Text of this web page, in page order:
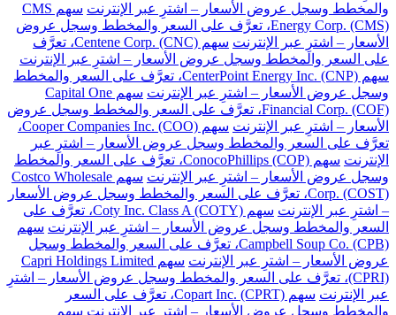
والمخطط وسجل عروض الأسعار – اشترِ عبر الإنترنت
سهم CMS
Energy Corp. (CMS)، تعرَّف على السعر والمخطط وسجل عروض
الأسعار – اشترِ عبر الإنترنت
سهم Centene Corp. (CNC)، تعرَّف
على السعر والمخطط وسجل عروض الأسعار – اشترِ عبر الإنترنت
سهم CenterPoint Energy Inc. (CNP)، تعرَّف على السعر والمخطط
وسجل عروض الأسعار – اشترِ عبر الإنترنت
سهم Capital One
Financial Corp. (COF)، تعرَّف على السعر والمخطط وسجل عروض
الأسعار – اشترِ عبر الإنترنت
سهم Cooper Companies Inc. (COO)،
تعرَّف على السعر والمخطط وسجل عروض الأسعار – اشترِ عبر
الإنترنت
سهم ConocoPhillips (COP)، تعرَّف على السعر والمخطط
وسجل عروض الأسعار – اشترِ عبر الإنترنت
سهم Costco Wholesale
Corp. (COST)، تعرَّف على السعر والمخطط وسجل عروض الأسعار
– اشترِ عبر الإنترنت
سهم Coty Inc. Class A (COTY)، تعرَّف على
السعر والمخطط وسجل عروض الأسعار – اشترِ عبر الإنترنت سهم
Campbell Soup Co. (CPB)، تعرَّف على السعر والمخطط وسجل
عروض الأسعار – اشترِ عبر الإنترنت
سهم Capri Holdings Limited
(CPRI)، تعرَّف على السعر والمخطط وسجل عروض الأسعار – اشترِ
عبر الإنترنت
سهم Copart Inc. (CPRT)، تعرَّف على السعر
والمخطط وسجل عروض الأسعار – اشترِ عبر الإنترنت سهم